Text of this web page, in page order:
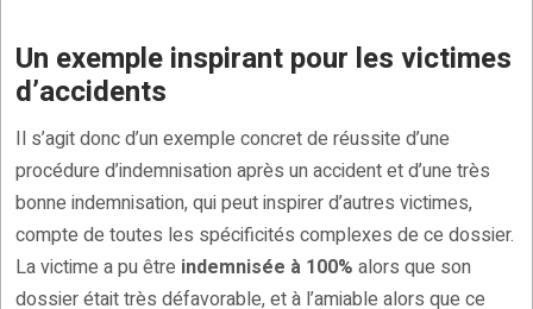
Un exemple inspirant pour les victimes
d’accidents
Il s’agit donc d’un exemple concret de réussite d’une
procédure d’indemnisation après un accident et d’une très
bonne indemnisation, qui peut inspirer d’autres victimes,
compte de toutes les spécificités complexes de ce dossier.
La victime a pu être indemnisée à 100% alors que son
dossier était très défavorable, et à l’amiable alors que ce